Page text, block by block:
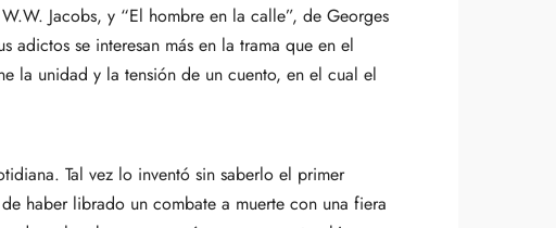
Jacobs, y “El hombre en la calle”, de Georges
adictos se interesan más en la trama que en el
la unidad y la tensión de un cuento, en el cual el
Tal vez lo inventó sin saberlo el primer
haber librado un combate a muerte con una fiera